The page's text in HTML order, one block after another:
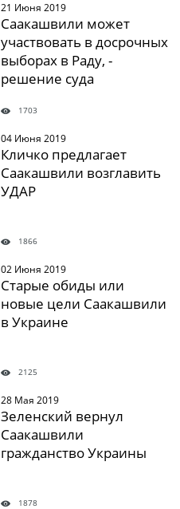
21 Июня 2019
Саакашвили может
участвовать в досрочных
выборах в Раду, -
решение суда
1703
04 Июня 2019
Кличко предлагает
Саакашвили возглавить
УДАР
1866
02 Июня 2019
Старые обиды или
новые цели Саакашвили
в Украине
2125
28 Мая 2019
Зеленский вернул
Саакашвили
гражданство Украины
1878